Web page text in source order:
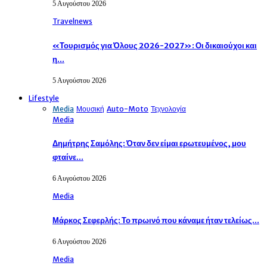
5 Αυγούστου 2026
Travelnews
«Τουρισμός για Όλους 2026-2027»: Οι δικαιούχοι και
η…
5 Αυγούστου 2026
Lifestyle
Media Μουσική Auto-Moto Τεχνολογία
Media
Δημήτρης Σαμόλης: Όταν δεν είμαι ερωτευμένος, μου
φταίνε…
6 Αυγούστου 2026
Media
Μάρκος Σεφερλής: Το πρωινό που κάναμε ήταν τελείως…
6 Αυγούστου 2026
Media